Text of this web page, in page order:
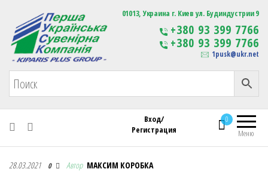
Первая Украинская Сувенирная Компания Изготовление
сувенирной продукции
с логотипом
01013, Украина г. Киев ул. Будиндустрии 9
+380 93 399 7766
+380 93 399 7766
1pusk@ukr.net
Меню
0
Вход/
Регистрация
Первая Украинская Сувенирная Компания
28.03.2021 0 Автор МАКСИМ КОРОБКА